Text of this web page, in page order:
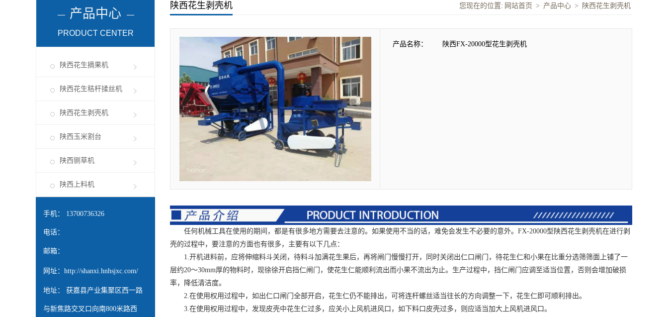
产品中心
PRODUCT CENTER
陕西花生摘果机
陕西花生秸杆揉丝机
陕西花生剥壳机
陕西玉米割台
陕西铡草机
陕西上料机
手机： 13700736326
电话：
邮箱：
网址： http://shanxi.hnhsjxc.com/
地址： 获嘉县产业集聚区西一路
与新焦路交叉口向南800米路西
陕西花生剥壳机 您现在的位置: 网站首页 > 产品中心 > 陕西花生剥壳机
产品名称： 陕西FX-20000型花生剥壳机
任何机械工具在使用的期间，都是有很多地方需要去注意的。如果使用不当的话，难免会发生不必要的意外。FX-20000型 陕西花生剥壳机在进行剥
壳的过程中，要注意的方面也有很多，主要有以下几点：
1.开机进料前，应将伸缩料斗关闭，待料斗加满花生果后，再将闸门慢慢打开，同时关闭出仁口闸门，待花生仁和小果在比重分选筛筛面上铺了一
层约20～30mm厚的物料时，现徐徐开启挡仁闸门，使花生仁能顺利流出而小果不流出为止。生产过程中，挡仁闸门应调至适当位置，否则会增加破损
率，降低清洁度。
2.在使用权用过程中，如出仁口闸门全部开启，花生仁仍不能排出，可将连杆螺丝适当往长的方向调整一下，花生仁即可顺利排出。
3.在使用权用过程中，发现皮壳中花生仁过多，应关小上风机进风口，如下料口皮壳过多，则应适当加大上风机进风口。